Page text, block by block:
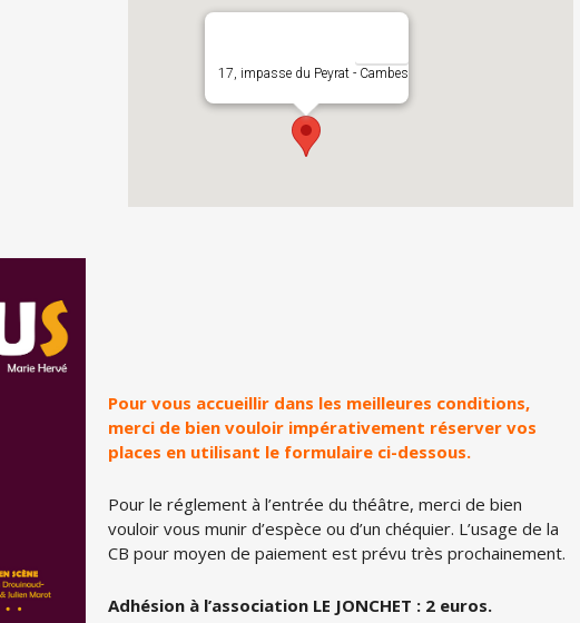
17, impasse du Peyrat - Cambes
Pour vous accueillir dans les meilleures conditions,
merci de bien vouloir impérativement réserver vos
places en utilisant le formulaire ci-dessous.
Pour le réglement à l’entrée du théâtre, merci de bien
vouloir vous munir d’espèce ou d’un chéquier. L’usage de la
CB pour moyen de paiement est prévu très prochainement.
Adhésion à l’association LE JONCHET : 2 euros.